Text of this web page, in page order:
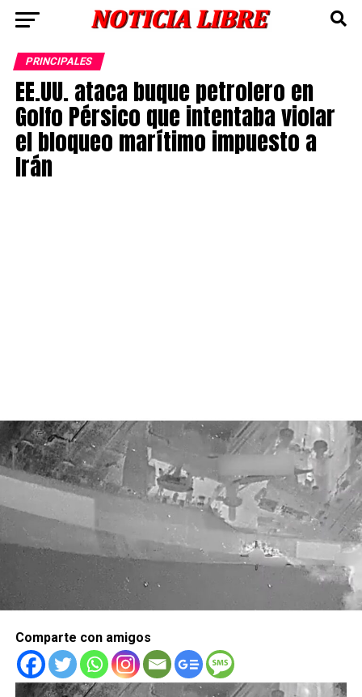
PRINCIPALES
EE.UU. ataca buque petrolero en
Golfo Pérsico que intentaba violar
el bloqueo marítimo impuesto a
Irán
Comparte con amigos